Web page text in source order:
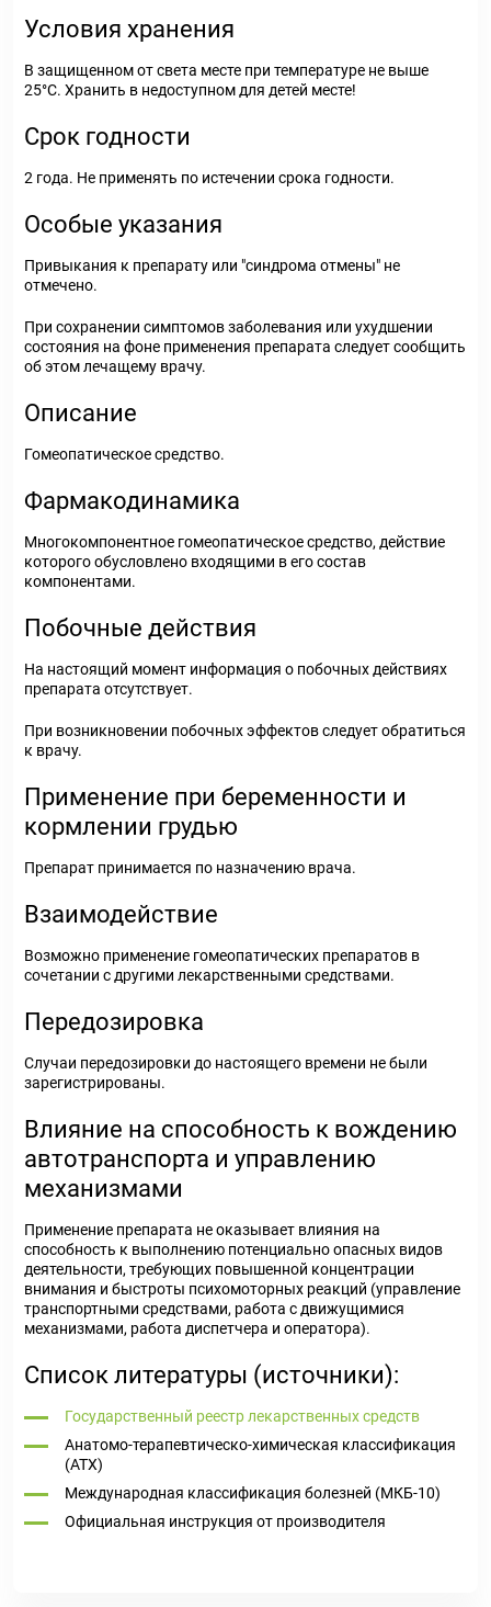
Условия хранения
В защищенном от света месте при температуре не выше
25°С. Хранить в недоступном для детей месте!
Срок годности
2 года. Не применять по истечении срока годности.
Особые указания
Привыкания к препарату или "синдрома отмены" не
отмечено.
При сохранении симптомов заболевания или ухудшении
состояния на фоне применения препарата следует сообщить
об этом лечащему врачу.
Описание
Гомеопатическое средство.
Фармакодинамика
Многокомпонентное гомеопатическое средство, действие
которого обусловлено входящими в его состав
компонентами.
Побочные действия
На настоящий момент информация о побочных действиях
препарата отсутствует.
При возникновении побочных эффектов следует обратиться
к врачу.
Применение при беременности и
кормлении грудью
Препарат принимается по назначению врача.
Взаимодействие
Возможно применение гомеопатических препаратов в
сочетании с другими лекарственными средствами.
Передозировка
Случаи передозировки до настоящего времени не были
зарегистрированы.
Влияние на способность к вождению
автотранспорта и управлению
механизмами
Применение препарата не оказывает влияния на
способность к выполнению потенциально опасных видов
деятельности, требующих повышенной концентрации
внимания и быстроты психомоторных реакций (управление
транспортными средствами, работа с движущимися
механизмами, работа диспетчера и оператора).
Список литературы (источники):
Государственный реестр лекарственных средств
Анатомо-терапевтическо-химическая классификация
(ATX)
Международная классификация болезней (МКБ-10)
Официальная инструкция от производителя